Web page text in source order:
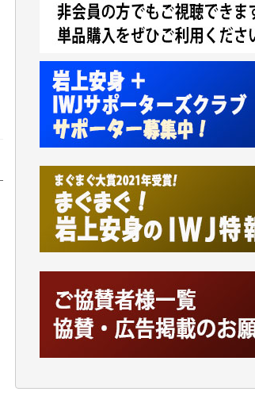
藤岡比左志 様
井出 隆太 様
小池説夫 様
アオキカナメ 様
諸般の事情によりIWJ会費払えず今は
です。市民側に立つ講演会にIWJのカ
ンをよく拝見しております。コンテン
お役立てください。（H.O.様）
今日、僅かですがカンパしました。（
様）
機を乗り切るには到底及ばない額で
の妻を抱えている私にとっては精一
パです。
かねてよりIWJが発してきた膨大な取
や解説記事、そして各界の方々との
産だと思っています。